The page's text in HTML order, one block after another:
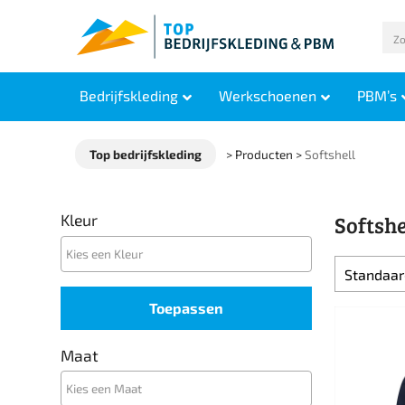
Bedrijfskleding Werkschoenen PBM’s
Top bedrijfskleding > Producten >Softshell
Kleur
Toepassen
Maat